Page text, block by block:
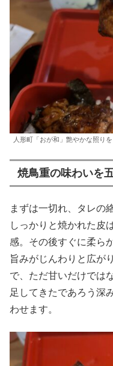
人形町「おが和」艶やかな照り
焼鳥重の味わいを
まずは一切れ、タレの
しっかりと焼かれた皮
感。その後すぐに柔ら
旨みがじんわりと広が
で、ただ甘いだけでは
足してきたであろう深
わせます。